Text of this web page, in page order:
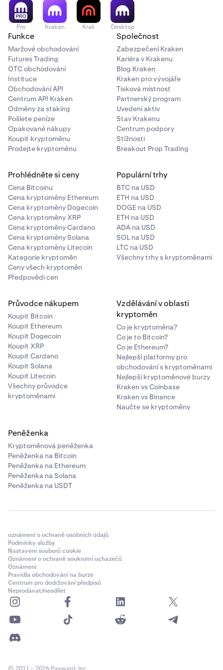
marginu na Krakenu, aktiva, která obdržíte z trhu, se
zobrazí na vaší záložce „Pozice“, která je oddělená od
záložky „Zůstatky“. Ačkoli se zobrazují na této
samostatné záložce „Pozice“, když používáte margin na
Krakenu, využíváte rozšíření marginu k provedení
skutečného spotového nákupu nebo prodeje
kryptoměny protistraně na spotovém trhu Kraken.
Vlastníte a kontrolujete aktiva, která obdržíte v těchto
marginových spotových transakcích, a můžete je
kdykoli vybrat ze svého účtu Kraken, s výhradou našich
Podmínek služby
Pro Kraken Krak Desktop
Funkce
Maržové obchodování
Futures Trading
OTC obchodování
Instituce
Obchodování API
Centrum API Kraken
Odměny za staking
Pošlete peníze
Opakované nákupy
Koupit kryptoměnu
Prodejte kryptoměnu
Společnost
Zabezpečení Kraken
Kariéra v Krakenu
Blog Kraken
Kraken pro vývojáře
Tisková místnost
Partnerský program
Uvedení aktiv
Stav Krakenu
Centrum podpory
Stížnosti
Breakout Prop Trading
Prohlédněte si ceny
Cena Bitcoinu
Cena kryptoměny Ethereum
Cena kryptoměny Dogecoin
Cena kryptoměny XRP
Cena kryptoměny Cardano
Cena kryptoměny Solana
Cena kryptoměny Litecoin
Kategorie kryptoměn
Ceny všech kryptoměn
Předpovědi cen
Populární trhy
BTC na USD
ETH na USD
DOGE na USD
ETH na USD
ADA na USD
SOL na USD
LTC na USD
Všechny trhy s kryptoměnami
Průvodce nákupem
Koupit Bitcoin
Koupit Ethereum
Koupit Dogecoin
Koupit XRP
Koupit Cardano
Koupit Solana
Koupit Litecoin
Všechny průvodce
kryptoměnami
Vzdělávání v oblasti
kryptoměn
Co je kryptoměna?
Co je to Bitcoin?
Co je Ethereum?
Nejlepší platformy pro
obchodování s kryptoměnami
Nejlepší kryptoměnové burzy
Kraken vs Coinbase
Kraken vs Binance
Naučte se kryptoměny
Peněženka
Kryptoměnová peněženka
Peněženka na Bitcoin
Peněženka na Ethereum
Peněženka na Solana
Peněženka na USDT
oznámení o ochraně osobních údajů
Podmínky služby
Nastavení souborů cookie
Oznámení o ochraně soukromí uchazečů
Oznámení
Pravidla obchodování na burze
Centrum pro dodržování předpisů
Neprodávat/nesdílet